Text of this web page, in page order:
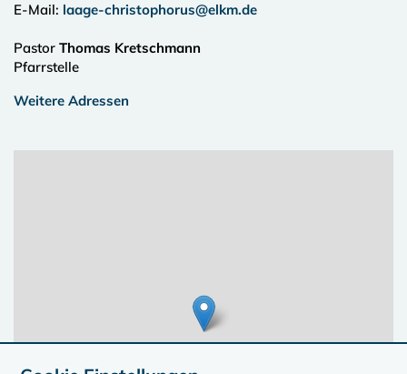
E-Mail: laage-christophorus@elkm.de
Pastor Thomas Kretschmann
Pfarrstelle
Weitere Adressen